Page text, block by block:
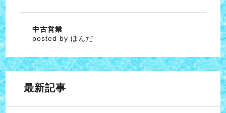
中古営業
posted by ほんだ
最新記事